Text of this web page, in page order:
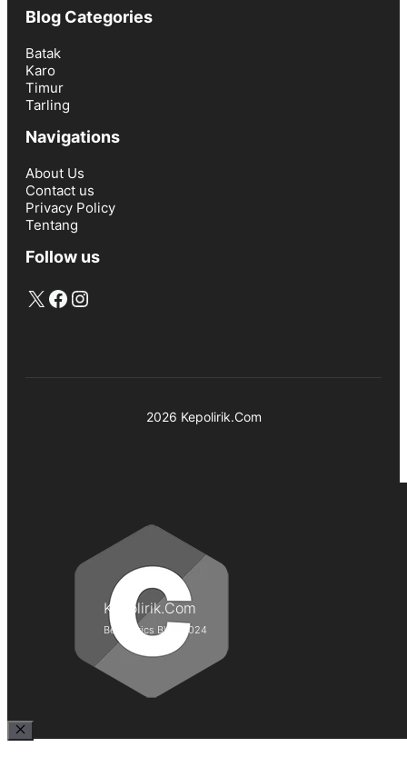
Blog Categories
Batak
Karo
Timur
Tarling
Navigations
About Us
Contact us
Privacy Policy
Tentang
Follow us
X Facebook
Instagram
2026 Kepolirik.Com
Kepolirik.Com
Best Lyrics Blog 2024
Close